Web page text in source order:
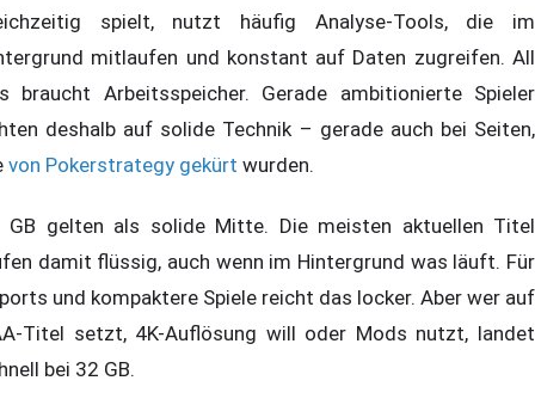
spielt, nutzt häufig Analyse-Tools, die im
mitlaufen und konstant auf Daten zugreifen. All
braucht Arbeitsspeicher. Gerade ambitionierte Spieler
deshalb auf solide Technik – gerade auch bei Seiten,
von Pokerstrategy gekürt wurden.
GB gelten als solide Mitte. Die meisten aktuellen Titel
damit flüssig, auch wenn im Hintergrund was läuft. Für
und kompaktere Spiele reicht das locker. Aber wer auf
Titel setzt, 4K-Auflösung will oder Mods nutzt, landet
bei 32 GB.